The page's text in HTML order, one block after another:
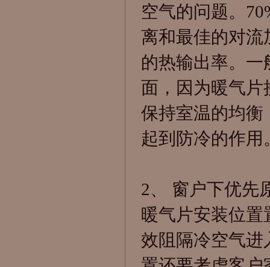
空气的问题。
离和最佳的对流
的热输出率。
面，因为暖气片
保持室温的均衡
起到防冷的作用
2、 窗户下优先
暖气片安装位置
效阻隔冷空气进